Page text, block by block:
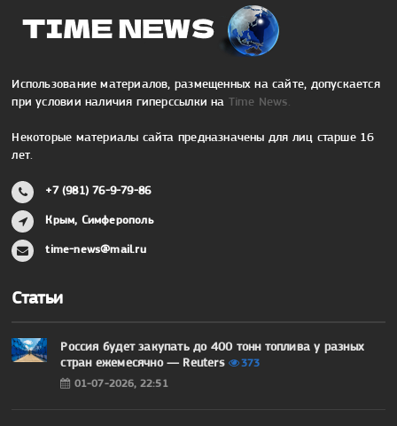
Использование материалов, размещенных на сайте, допускается
при условии наличия гиперссылки на Time News.
Некоторые материалы сайта предназначены для лиц старше 16
лет.
+7 (981) 76-9-79-86
Крым, Симферополь
time-news@mail.ru
Статьи
Россия будет закупать до 400 тонн топлива у разных
стран ежемесячно — Reuters
373
01-07-2026, 22:51